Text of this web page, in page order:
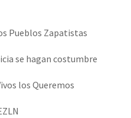
Pueblos Zapatistas
se hagan costumbre
los Queremos